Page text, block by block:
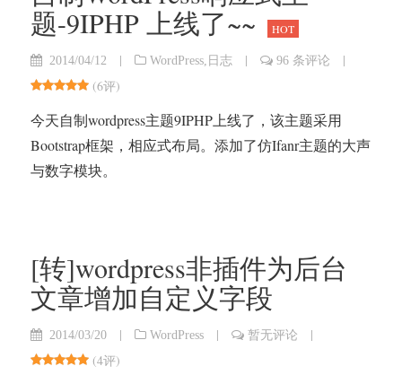
题-9IPHP 上线了~~
HOT
2014/04/12 | WordPress 日志 | 96 条评论
|
(6评)
今天自制wordpress主题9IPHP上线了，该主题采用
Bootstrap框架，相应式布局。添加了仿Ifanr主题的大声
与数字模块。
[转]wordpress非插件为后台
文章增加自定义字段
2014/03/20 | WordPress | 暂无评论
|
(4评)